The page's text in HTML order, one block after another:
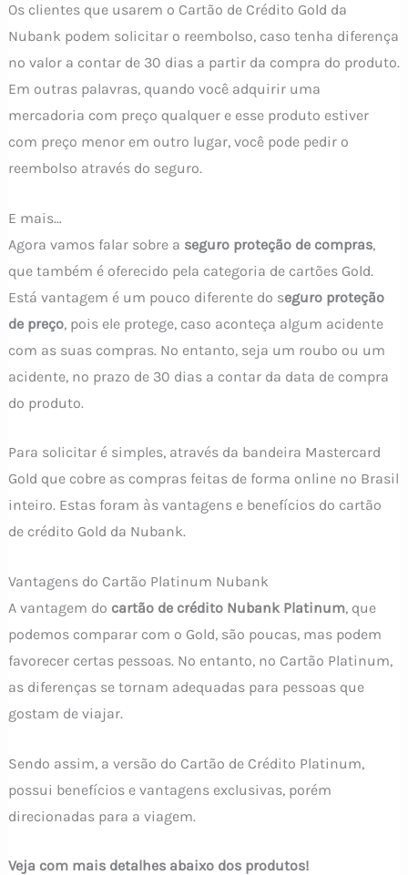
Os clientes que usarem o Cartão de Crédito Gold da
Nubank podem solicitar o reembolso, caso tenha diferença
no valor a contar de 30 dias a partir da compra do produto.
Em outras palavras, quando você adquirir uma
mercadoria com preço qualquer e esse produto estiver
com preço menor em outro lugar, você pode pedir o
reembolso através do seguro.
E mais…
Agora vamos falar sobre a seguro proteção de compras,
que também é oferecido pela categoria de cartões Gold.
Está vantagem é um pouco diferente do seguro proteção
de preço, pois ele protege, caso aconteça algum acidente
com as suas compras. No entanto, seja um roubo ou um
acidente, no prazo de 30 dias a contar da data de compra
do produto.
Para solicitar é simples, através da bandeira Mastercard
Gold que cobre as compras feitas de forma online no Brasil
inteiro. Estas foram às vantagens e benefícios do cartão
de crédito Gold da Nubank.
Vantagens do Cartão Platinum Nubank
A vantagem do cartão de crédito Nubank Platinum, que
podemos comparar com o Gold, são poucas, mas podem
favorecer certas pessoas. No entanto, no Cartão Platinum,
as diferenças se tornam adequadas para pessoas que
gostam de viajar.
Sendo assim, a versão do Cartão de Crédito Platinum,
possui benefícios e vantagens exclusivas, porém
direcionadas para a viagem.
Veja com mais detalhes abaixo dos produtos!